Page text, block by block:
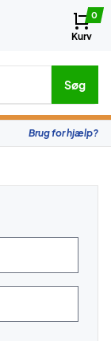
0
Kurv
Søg
Brug for hjælp?